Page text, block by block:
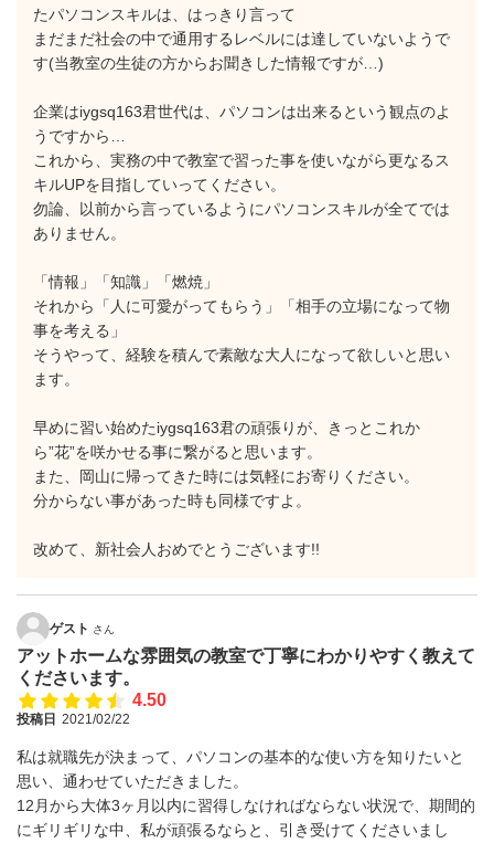
たパソコンスキルは、はっきり言って
まだまだ社会の中で通用するレベルには達していないようで
す(当教室の生徒の方からお聞きした情報ですが…)
企業はiygsq163君世代は、パソコンは出来るという観点のよ
うですから…
これから、実務の中で教室で習った事を使いながら更なるス
キルUPを目指していってください。
勿論、以前から言っているようにパソコンスキルが全てでは
ありません。
「情報」「知識」「燃焼」
それから「人に可愛がってもらう」「相手の立場になって物
事を考える」
そうやって、経験を積んで素敵な大人になって欲しいと思い
ます。
早めに習い始めたiygsq163君の頑張りが、きっとこれか
ら”花”を咲かせる事に繋がると思います。
また、岡山に帰ってきた時には気軽にお寄りください。
分からない事があった時も同様ですよ。
改めて、新社会人おめでとうございます!!
ゲスト さん
アットホームな雰囲気の教室で丁寧にわかりやすく教えて
くださいます。
4.50
投稿日 2021/02/22
私は就職先が決まって、パソコンの基本的な使い方を知りたいと
思い、通わせていただきました。
12月から大体3ヶ月以内に習得しなければならない状況で、期間的
にギリギリな中、私が頑張るならと、引き受けてくださいまし